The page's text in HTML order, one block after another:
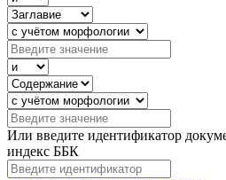
Или введите идентификатор
индекс ББК